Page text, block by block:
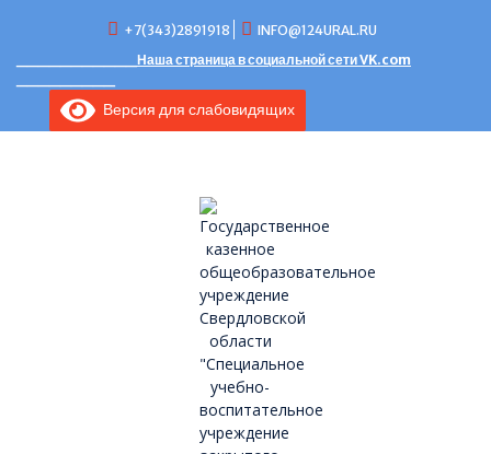
+7(343)2891918
INFO@124URAL.RU
___________Наша страница в социальной сети VK.com
Версия для слабовидящих